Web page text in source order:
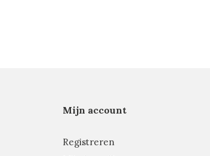
Mijn account
Registreren